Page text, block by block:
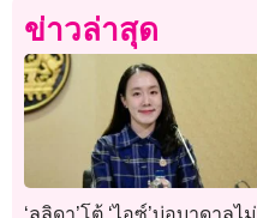
ข่าวล่าสุด
‘ลลิดา’โต้ ‘ไอซ์’บ่อบาดาลไม่